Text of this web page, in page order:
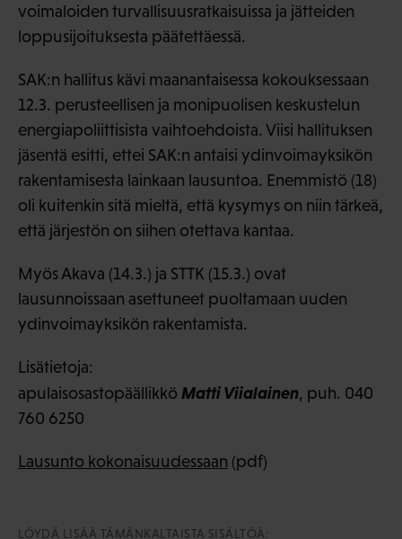
voimaloiden turvallisuusratkaisuissa ja jätteiden
loppusijoituksesta päätettäessä.
SAK:n hallitus kävi maanantaisessa kokouksessaan
12.3. perusteellisen ja monipuolisen keskustelun
energiapoliittisista vaihtoehdoista. Viisi hallituksen
jäsentä esitti, ettei SAK:n antaisi ydinvoimayksikön
rakentamisesta lainkaan lausuntoa. Enemmistö (18)
oli kuitenkin sitä mieltä, että kysymys on niin tärkeä,
että järjestön on siihen otettava kantaa.
Myös Akava (14.3.) ja STTK (15.3.) ovat
lausunnoissaan asettuneet puoltamaan uuden
ydinvoimayksikön rakentamista.
Lisätietoja:
apulaisosastopäällikkö Matti Viialainen, puh. 040
760 6250
Lausunto kokonaisuudessaan (pdf)
LÖYDÄ LISÄÄ TÄMÄNKALTAISTA SISÄLTÖÄ: